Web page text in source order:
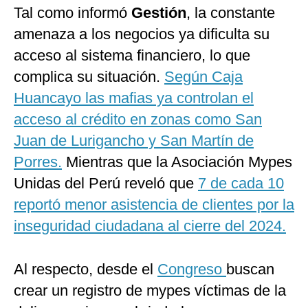
Tal como informó Gestión, la constante
amenaza a los negocios ya dificulta su
acceso al sistema financiero, lo que
complica su situación. Según Caja
Huancayo las mafias ya controlan el
acceso al crédito en zonas como San
Juan de Lurigancho y San Martín de
Porres. Mientras que la Asociación Mypes
Unidas del Perú reveló que 7 de cada 10
reportó menor asistencia de clientes por la
inseguridad ciudadana al cierre del 2024.
Al respecto, desde el Congreso buscan
crear un registro de mypes víctimas de la